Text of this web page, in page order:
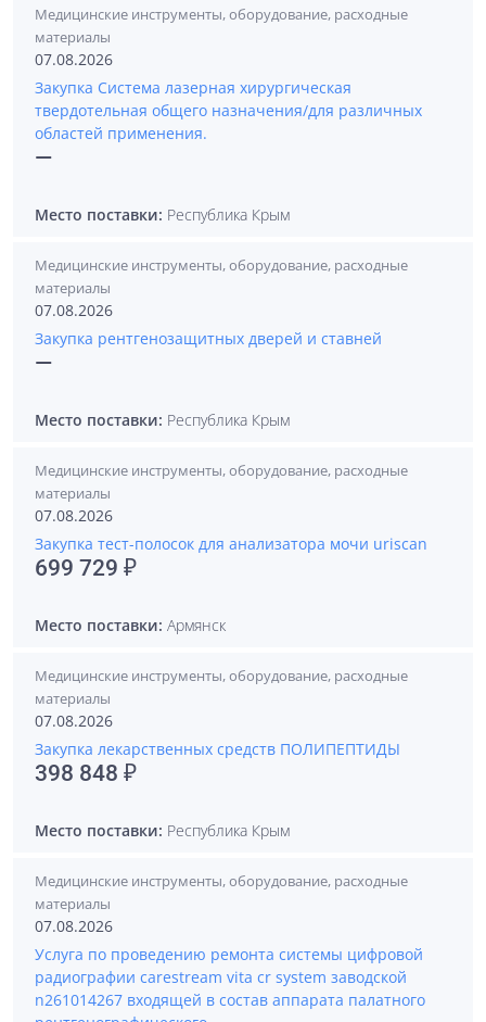
Медицинские инструменты, оборудование, расходные
материалы
07.08.2026
Закупка Система лазерная хирургическая
твердотельная общего назначения/для различных
областей применения.
—
Место поставки: Республика Крым
Медицинские инструменты, оборудование, расходные
материалы
07.08.2026
Закупка рентгенозащитных дверей и ставней
—
Место поставки: Республика Крым
Медицинские инструменты, оборудование, расходные
материалы
07.08.2026
Закупка тест-полосок для анализатора мочи uriscan
699 729 ₽
Место поставки: Армянск
Медицинские инструменты, оборудование, расходные
материалы
07.08.2026
Закупка лекарственных средств ПОЛИПЕПТИДЫ
398 848 ₽
Место поставки: Республика Крым
Медицинские инструменты, оборудование, расходные
материалы
07.08.2026
Услуга по проведению ремонта системы цифровой
радиографии carestream vita cr system заводской
n261014267 входящей в состав аппарата палатного